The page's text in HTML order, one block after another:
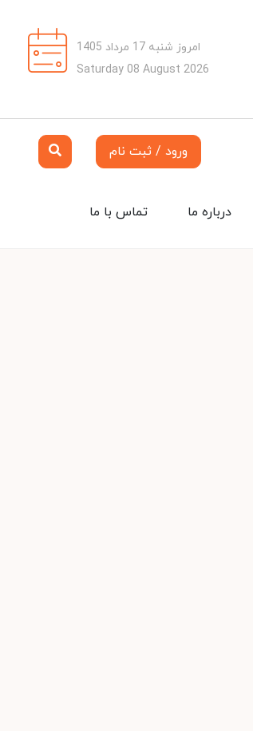
امروز شنبه 17 مرداد 1405
Saturday 08 August 2026
ورود / ثبت نام
تماس با ما درباره ما